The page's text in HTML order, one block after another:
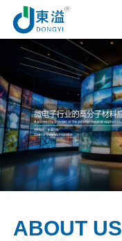
ABOUT US